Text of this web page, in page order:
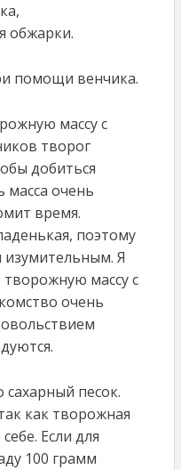
обжарки.
помощи венчика.
массу с
творог
добиться
масса очень
время.
поэтому
изумительным. Я
творожную массу с
очень
песок.
как творожная
Если для
100 грамм